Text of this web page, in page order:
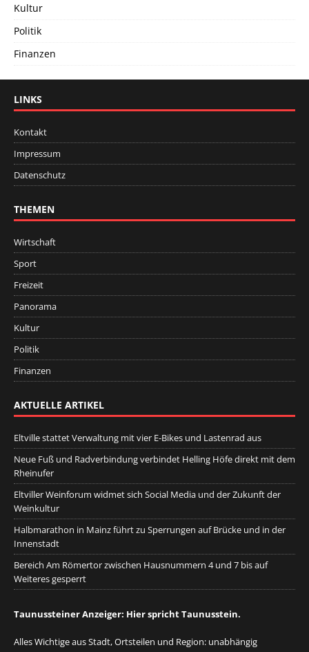
Kultur
Politik
Finanzen
LINKS
Kontakt
Impressum
Datenschutz
THEMEN
Wirtschaft
Sport
Freizeit
Panorama
Kultur
Politik
Finanzen
AKTUELLE ARTIKEL
Eltville stattet Verwaltung mit vier E-Bikes und Lastenrad aus
Neue Fuß und Radverbindung verbindet Helling Höfe direkt mit dem
Rheinufer
Eltviller Weinforum widmet sich Social Media und der Zukunft der
Weinkultur
Halbmarathon in Mainz führt zu Sperrungen auf Brücke und in der
Innenstadt
Bereich Am Römertor zwischen Hausnummern 4 und 7 bis auf
Weiteres gesperrt
Taunussteiner Anzeiger: Hier spricht Taunusstein.
Alles Wichtige aus Stadt, Ortsteilen und Region: unabhängig